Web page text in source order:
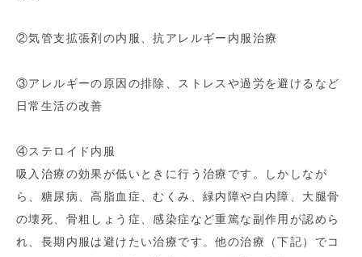
②気管支拡張剤の内服、抗アレルギー内服治療
③アレルギーの原因の排除、ストレスや過労を避けるなど
日常生活の改善
④ステロイド内服
吸入治療の効果が低いときに行う治療です。しかしなが
ら、糖尿病、高脂血症、むくみ、緑内障や白内障、大腿骨
の壊死、骨粗しょう症、感染症など重篤な副作用が認めら
れ、長期内服は避けたい治療です。他の治療（下記）でコ